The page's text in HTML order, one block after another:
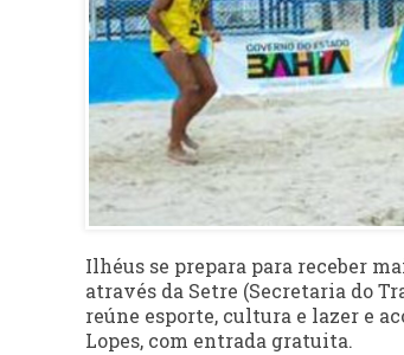
Ilhéus se prepara para receber
através da Setre (Secretaria do
reúne esporte, cultura e lazer e
Lopes, com entrada gratuita.